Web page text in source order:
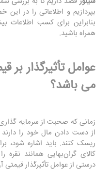
بپردازیم و اطلاعاتی را در
بنابراین برای کسب اطلاعات
همراه باشید.
عوامل تأثیرگذار بر
می باشد؟
زمانی که صحبت از سرمایه
از دست دادن مال خود را
ریسک کنند. باید اشاره شود،
کالای گران‌بهایی همانند
درستی از عوامل تأثیرگذار قیمتی